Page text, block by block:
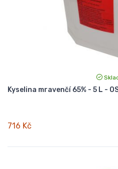
Kyselina mravenčí 65% - 5 L -
716 Kč